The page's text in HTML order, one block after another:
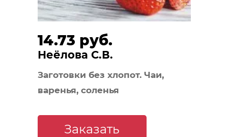
14.73 руб.
Неёлова С.В.
Заготовки без хлопот. Чаи,
варенья, соленья
Заказать